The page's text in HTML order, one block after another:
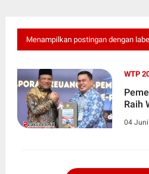
Menampilkan postingan dengan
WTP
Raih
04 Juni